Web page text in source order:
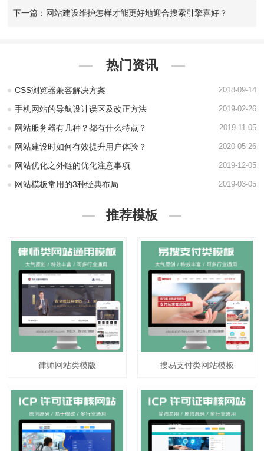
下一篇：网站建设维护怎样才能更好地迎合搜索引擎喜好？
热门资讯
CSS浏览器兼容解决方案 2018-09-14
手机网站的导航设计误区及改正方法 2019-02-26
网站服务器有几种？都有什么特点？ 2019-11-05
网站建设时如何有效提升用户体验？ 2020-05-26
网站优化之外链的优化注意事项 2019-12-05
网站模板常用的3种经典布局 2019-03-05
推荐模板
律师网站类模版 搜易支付类网站模板